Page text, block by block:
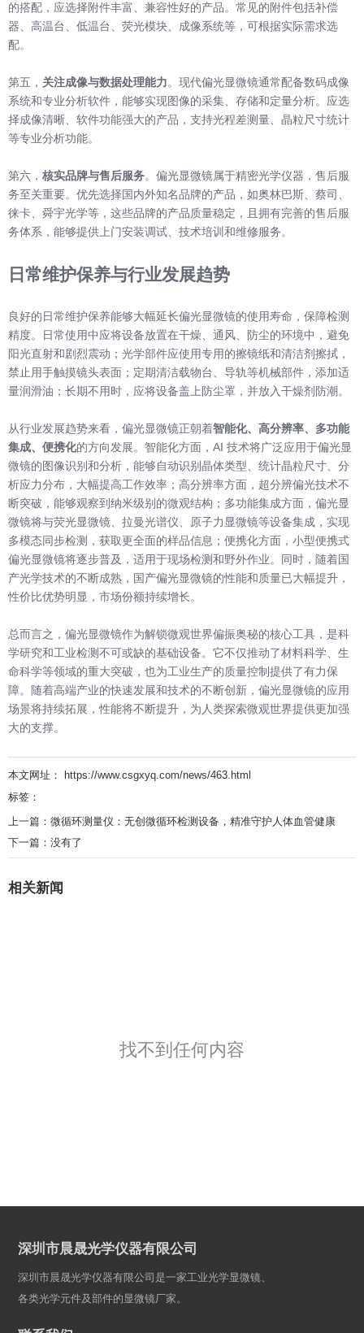
的搭配，应选择附件丰富、兼容性好的产品。常见的附件包括补偿
器、高温台、低温台、荧光模块、成像系统等，可根据实际需求选
配。
第五， 关注成像与数据处理能力。现代偏光显微镜通常配备数码成像
系统和专业分析软件，能够实现图像的采集、存储和定量分析。应选
择成像清晰、软件功能强大的产品，支持光程差测量、晶粒尺寸统计
等专业分析功能。
第六， 核实品牌与售后服务。偏光显微镜属于精密光学仪器，售后服
务至关重要。优先选择国内外知名品牌的产品，如奥林巴斯、蔡司、
徕卡、舜宇光学等，这些品牌的产品质量稳定，且拥有完善的售后服
务体系，能够提供上门安装调试、技术培训和维修服务。
日常维护保养与行业发展趋势
良好的日常维护保养能够大幅延长偏光显微镜的使用寿命，保障检测
精度。日常使用中应将设备放置在干燥、通风、防尘的环境中，避免
阳光直射和剧烈震动；光学部件应使用专用的擦镜纸和清洁剂擦拭，
禁止用手触摸镜头表面；定期清洁载物台、导轨等机械部件，添加适
量润滑油；长期不用时，应将设备盖上防尘罩，并放入干燥剂防潮。
从行业发展趋势来看，偏光显微镜正朝着智能化、高分辨率、多功能
集成、便携化的方向发展。智能化方面，AI 技术将广泛应用于偏光显
微镜的图像识别和分析，能够自动识别晶体类型、统计晶粒尺寸、分
析应力分布，大幅提高工作效率；高分辨率方面，超分辨偏光技术不
断突破，能够观察到纳米级别的微观结构；多功能集成方面，偏光显
微镜将与荧光显微镜、拉曼光谱仪、原子力显微镜等设备集成，实现
多模态同步检测，获取更全面的样品信息；便携化方面，小型便携式
偏光显微镜将逐步普及，适用于现场检测和野外作业。同时，随着国
产光学技术的不断成熟，国产偏光显微镜的性能和质量已大幅提升，
性价比优势明显，市场份额持续增长。
总而言之，偏光显微镜作为解锁微观世界偏振奥秘的核心工具，是科
学研究和工业检测不可或缺的基础设备。它不仅推动了材料科学、生
命科学等领域的重大突破，也为工业生产的质量控制提供了有力保
障。随着高端产业的快速发展和技术的不断创新，偏光显微镜的应用
场景将持续拓展，性能将不断提升，为人类探索微观世界提供更加强
大的支撑。
本文网址： https://www.csgxyq.com/news/463.html
标签：
上一篇： 微循环测量仪：无创微循环检测设备，精准守护人体血管健康
下一篇： 没有了
相关新闻
找不到任何内容
深圳市晨晟光学仪器有限公司
深圳市晨晟光学仪器有限公司是一家工业光学显微镜、
各类光学元件及部件的显微镜厂家。